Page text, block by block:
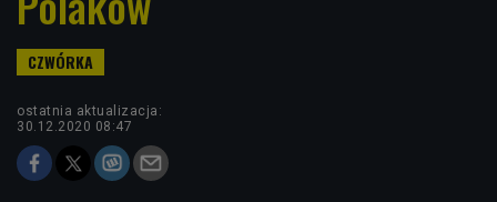
ostatnia aktualizacja:
30.12.2020 08:47